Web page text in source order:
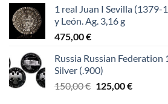
1 real Juan I Sevilla (1379-
y León. Ag. 3,16 g
475,00€
Russia Russian Federation
Silver (.900)
150,00€ El
125,00€El